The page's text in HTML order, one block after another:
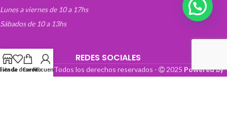
Lunes a viernes de 10 a 17hs
Sábados de 10 a 13hs
REDES SOCIALES
OhMyTienda! - Todos los derechos reservados - 2025 Powered by
de deseos
CarritoMi cuenta